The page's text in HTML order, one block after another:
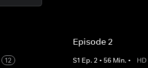
12
Episode 2
S1 Ep.2 • 56 Min. • HD